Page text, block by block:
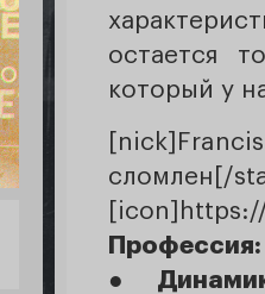
остается
который у
сломлен[/
Профессия:
●